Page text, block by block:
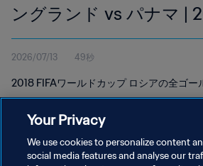
ングランド vs パナマ |
ールドカップ ロシア
2026/07/13 49秒
2018 FIFAワールドカップ ロシアの全ゴー
Your Privacy
We use cookies to personalize content
social media features and analyse our